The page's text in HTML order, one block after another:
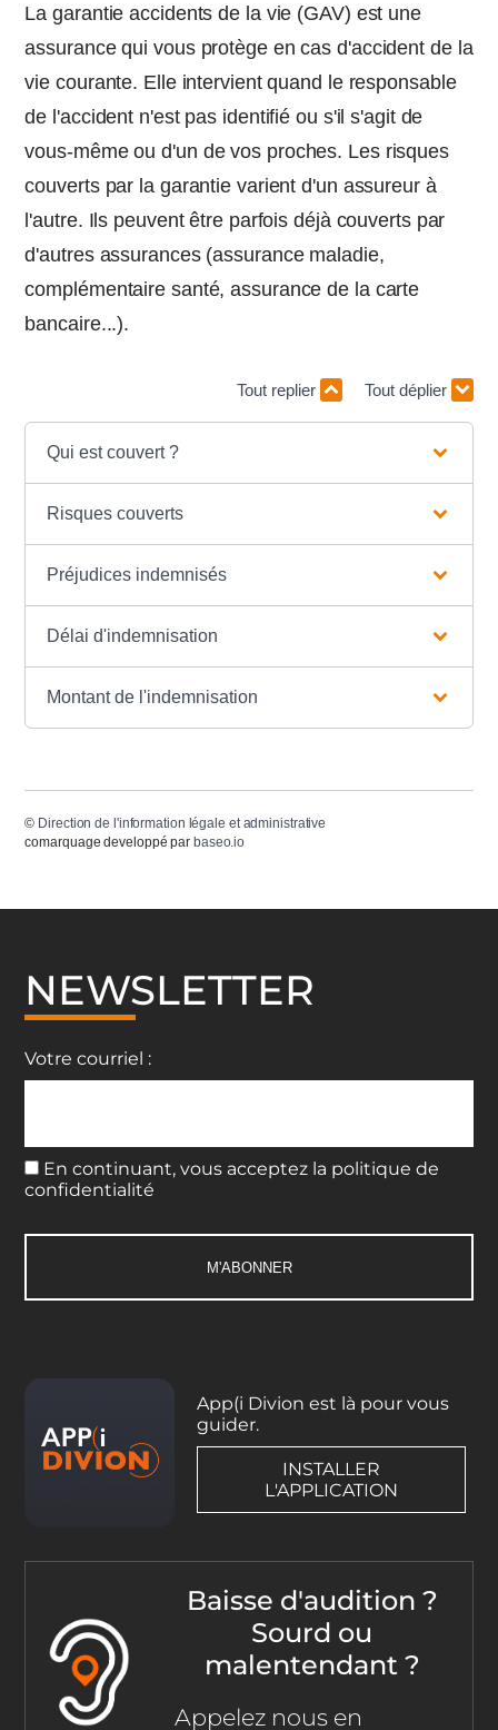
La garantie accidents de la vie (GAV) est une
assurance qui vous protège en cas d'accident de la
vie courante. Elle intervient quand le responsable
de l'accident n'est pas identifié ou s'il s'agit de
vous-même ou d'un de vos proches. Les risques
couverts par la garantie varient d'un assureur à
l'autre. Ils peuvent être parfois déjà couverts par
d'autres assurances (assurance maladie,
complémentaire santé, assurance de la carte
bancaire...).
Tout replier Tout déplier
Qui est couvert ?
Risques couverts
Préjudices indemnisés
Délai d'indemnisation
Montant de l'indemnisation
© Direction de l'information légale et administrative
comarquage developpé par baseo.io
NEWSLETTER
Votre courriel :
En continuant, vous acceptez la politique de
confidentialité
App(i Divion est là pour vous
guider.
INSTALLER
L'APPLICATION
Baisse d'audition ?
Sourd ou
malentendant ?
Appelez nous en